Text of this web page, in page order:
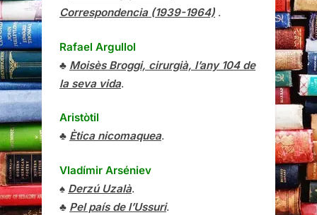
Correspondencia (1939-1964) .
Rafael Argullol
♣ Moisès Broggi, cirurgià, l’any 104 de
la seva vida.
Aristòtil
♣ Ètica nicomaquea.
Vladímir Arséniev
♠ Derzú Uzalà.
♣ Pel país de l’Ussuri.